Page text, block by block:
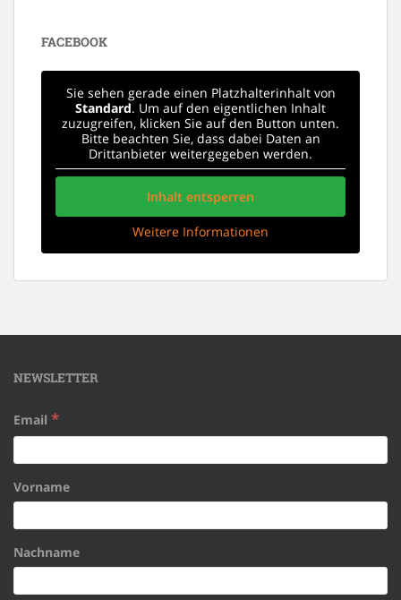
FACEBOOK
Sie sehen gerade einen Platzhalterinhalt von
Standard. Um auf den eigentlichen Inhalt
zuzugreifen, klicken Sie auf den Button unten.
Bitte beachten Sie, dass dabei Daten an
Drittanbieter weitergegeben werden.
Inhalt entsperren
Weitere Informationen
NEWSLETTER
Email *
Vorname
Nachname